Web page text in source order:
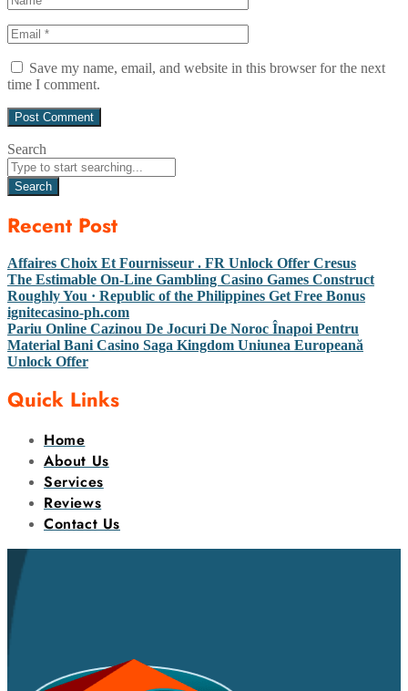
Save my name, email, and website in this browser for the next
time I comment.
Search
Search
Recent Post
Affaires Choix Et Fournisseur . FR Unlock Offer Cresus
The Estimable On-Line Gambling Casino Games Construct
Roughly You · Republic of the Philippines Get Free Bonus
ignitecasino-ph.com
Pariu Online Cazinou De Jocuri De Noroc Înapoi Pentru
Material Bani Casino Saga Kingdom Uniunea Europeană
Unlock Offer
Quick Links
Home
About Us
Services
Reviews
Contact Us